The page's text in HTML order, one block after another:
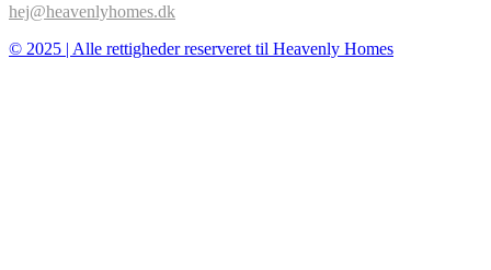
hej@heavenlyhomes.dk
© 2025 | Alle rettigheder reserveret til Heavenly Homes